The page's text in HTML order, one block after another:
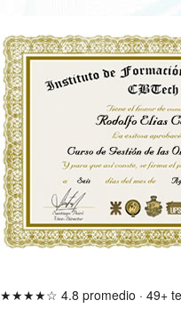
★★★★☆ 4.8 promedio · 49+